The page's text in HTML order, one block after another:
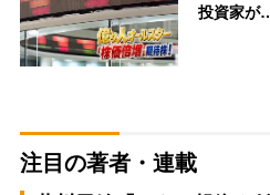
投資家が
注目の著者・連載